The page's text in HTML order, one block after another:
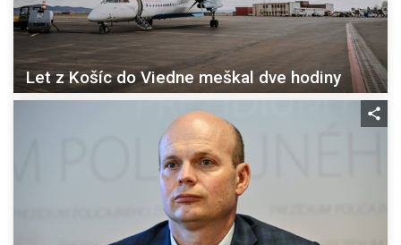
Let z Košíc do Viedne meškal dve hodiny